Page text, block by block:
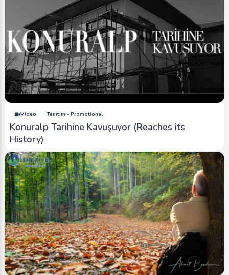
Video Tanıtım - Promotional
Konuralp Tarihine Kavuşuyor (Reaches its
History)